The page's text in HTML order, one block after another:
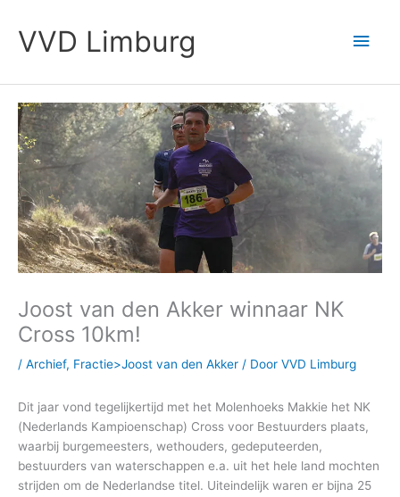
naarVVD Limburg
Joost van den Akker winnaar NK
Cross 10km!
/ Archief, Fractie>Joost van den Akker / Door VVD Limburg
Dit jaar vond tegelijkertijd met het Molenhoeks Makkie het NK
(Nederlands Kampioenschap) Cross voor Bestuurders plaats,
waarbij burgemeesters, wethouders, gedeputeerden,
bestuurders van waterschappen e.a. uit het hele land mochten
strijden om de Nederlandse titel. Uiteindelijk waren er bijna 25